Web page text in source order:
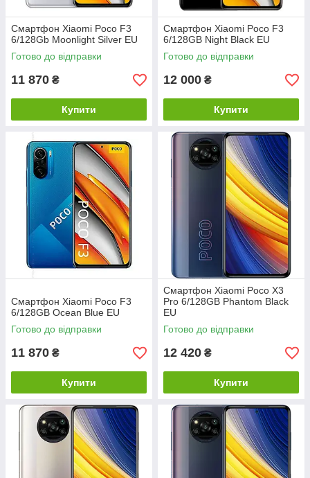
Смартфон Xiaomi Poco F3
6/128Gb Moonlight Silver EU
Готово до відправки
11 870 ₴
Купити
Смартфон Xiaomi Poco F3
6/128GB Night Black EU
Готово до відправки
12 000 ₴
Купити
Смартфон Xiaomi Poco F3
6/128GB Ocean Blue EU
Готово до відправки
11 870 ₴
Купити
Смартфон Xiaomi Poco X3
Pro 6/128GB Phantom Black
EU
Готово до відправки
12 420 ₴
Купити